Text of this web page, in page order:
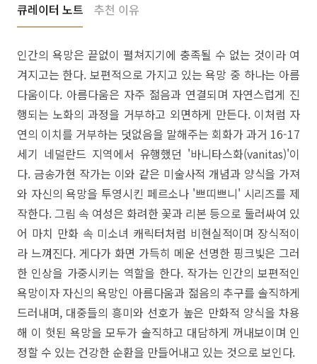
큐레이터 노트 추천 이유
인간의 욕망은 끝없이 펼쳐지기에 충족될 수 없는 것이라 여
겨지고는 한다. 보편적으로 가지고 있는 욕망 중 하나는 아름
다움이다. 아름다움은 자주 젊음과 연결되며 자연스럽게 진
행되는 노화의 과정을 거부하고 외면하게 만든다. 이처럼 자
연의 이치를 거부하는 덧없음을 말해주는 회화가 과거 16-17
세기 네덜란드 지역에서 유행했던 '바니타스화(vanitas)'이
다. 금송가현 작가는 이와 같은 미술사적 개념과 양식을 가져
와 자신의 욕망을 투영시킨 페르소나 '쁘띠쁘니' 시리즈를 제
작한다. 그림 속 여성은 화려한 꽃과 리본 등으로 둘러싸여 있
어 마치 만화 속 미소녀 캐릭터처럼 비현실적이며 장식적이
라 느껴진다. 게다가 화면 가득히 메운 선명한 핑크빛은 그러
한 인상을 가중시키는 역할을 한다. 작가는 인간의 보편적인
욕망이자 자신의 욕망인 아름다움과 젊음의 추구를 솔직하게
드러내며, 대중들의 흥미와 선호가 높은 만화적 양식을 차용
해 이 헛된 욕망을 모두가 솔직하고 대담하게 꺼내보이며 인
정할 수 있는 건강한 순환을 만들어내고 있는 것으로 보인다.